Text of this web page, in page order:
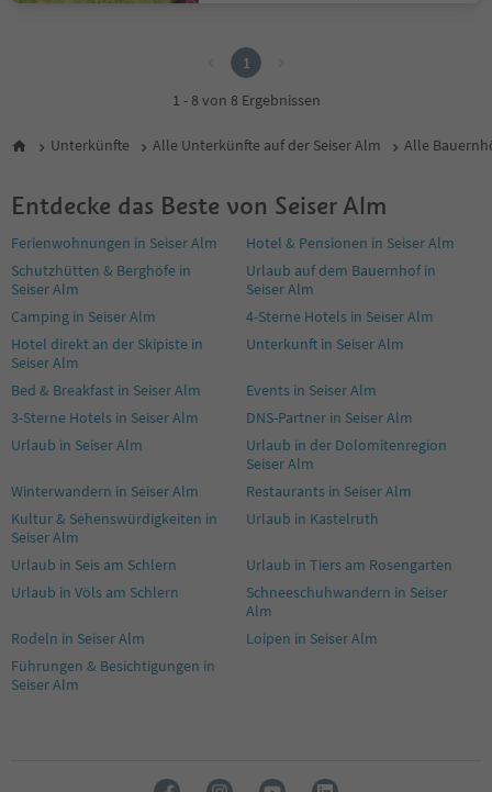
1
1 - 8 von 8 Ergebnissen
Unterkünfte Alle Unterkünfte auf der Seiser Alm Alle
Entdecke das Beste von Seiser Alm
Ferienwohnungen in Seiser Alm
Hotel & Pensionen in Seiser Alm
Schutzhütten & Berghöfe in
Seiser Alm
Urlaub auf dem Bauernhof in
Seiser Alm
Camping in Seiser Alm
4-Sterne Hotels in Seiser Alm
Hotel direkt an der Skipiste in
Seiser Alm
Unterkunft in Seiser Alm
Bed & Breakfast in Seiser Alm
Events in Seiser Alm
3-Sterne Hotels in Seiser Alm
DNS-Partner in Seiser Alm
Urlaub in Seiser Alm
Urlaub in der Dolomitenregion
Seiser Alm
Winterwandern in Seiser Alm
Restaurants in Seiser Alm
Kultur & Sehenswürdigkeiten in
Seiser Alm
Urlaub in Kastelruth
Urlaub in Seis am Schlern
Urlaub in Tiers am Rosengarten
Urlaub in Völs am Schlern
Schneeschuhwandern in Seiser
Alm
Rodeln in Seiser Alm
Loipen in Seiser Alm
Führungen & Besichtigungen in
Seiser Alm